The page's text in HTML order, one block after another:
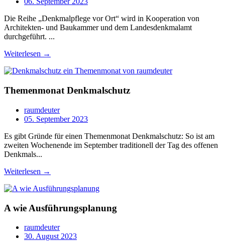
Die Reihe „Denkmalpflege vor Ort“ wird in Kooperation von
Architekten- und Baukammer und dem Landesdenkmalamt
durchgeführt. ...
Weiterlesen →
Themenmonat Denkmalschutz
raumdeuter
05. September 2023
Es gibt Gründe für einen Themenmonat Denkmalschutz: So ist am
zweiten Wochenende im September traditionell der Tag des offenen
Denkmals...
Weiterlesen →
A wie Ausführungsplanung
raumdeuter
30. August 2023